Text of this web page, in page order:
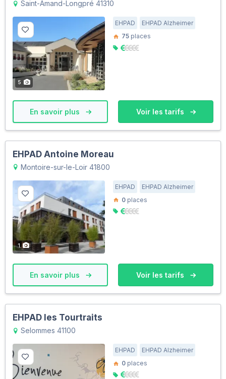
Saint-Amand-Longpré 41310
5
EHPAD
EHPAD Alzheimer
75 places
En savoir plus Voir les tarifs
EHPAD Antoine Moreau
Montoire-sur-le-Loir 41800
1
EHPAD
EHPAD Alzheimer
0 places
En savoir plus Voir les tarifs
EHPAD les Tourtraits
Selommes 41100
EHPAD
EHPAD Alzheimer
0 places